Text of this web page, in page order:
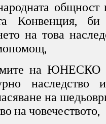
Конвенция, би
на това
на ЮНЕСКО
наследство
на
на човечеството,